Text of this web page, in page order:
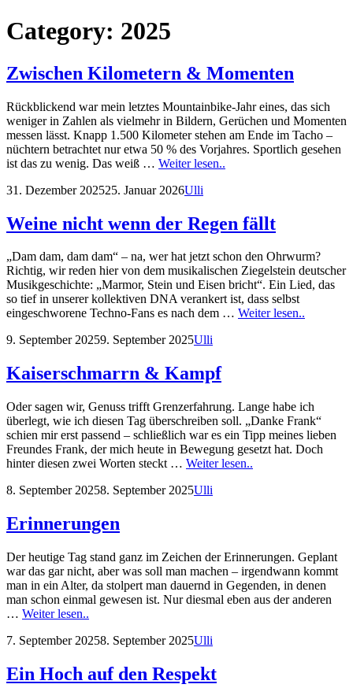
Category: 2025
Zwischen Kilometern & Momenten
Rückblickend war mein letztes Mountainbike-Jahr eines, das sich
weniger in Zahlen als vielmehr in Bildern, Gerüchen und Momenten
messen lässt. Knapp 1.500 Kilometer stehen am Ende im Tacho –
nüchtern betrachtet nur etwa 50 % des Vorjahres. Sportlich gesehen
ist das zu wenig. Das weiß … Weiter lesen..
Posted
31. Dezember 202525. Januar 2026by
Ulli
Weine nicht wenn der Regen fällt
„Dam dam, dam dam“ – na, wer hat jetzt schon den Ohrwurm?
Richtig, wir reden hier von dem musikalischen Ziegelstein deutscher
Musikgeschichte: „Marmor, Stein und Eisen bricht“. Ein Lied, das
so tief in unserer kollektiven DNA verankert ist, dass selbst
eingeschworene Techno-Fans es nach dem … Weiter lesen..
Posted
9. September 20259. September 2025by
Ulli
Kaiserschmarrn & Kampf
Oder sagen wir, Genuss trifft Grenzerfahrung. Lange habe ich
überlegt, wie ich diesen Tag überschreiben soll. „Danke Frank“
schien mir erst passend – schließlich war es ein Tipp meines lieben
Freundes Frank, der mich heute in Bewegung gesetzt hat. Doch
hinter diesen zwei Worten steckt … Weiter lesen..
Posted
8. September 20258. September 2025by
Ulli
Erinnerungen
Der heutige Tag stand ganz im Zeichen der Erinnerungen. Geplant
war das gar nicht, aber was soll man machen – irgendwann kommt
man in ein Alter, da stolpert man dauernd in Gegenden, in denen
man schon einmal gewesen ist. Nur diesmal eben aus der anderen
… Weiter lesen..
Posted
7. September 20258. September 2025by
Ulli
Ein Hoch auf den Respekt